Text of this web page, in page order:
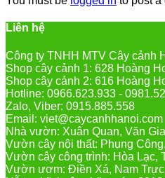
Liên hệ
Công ty TNHH MTV Cây cảnh
Shop cây cảnh 1: 628 Hoàng
Shop cây cảnh 2: 616 Hoàng
Hotline: 0966.623.933 -
Zalo, Viber: 0915.885.558
Email: viet@caycanhhanoi.com
Nhà vườn: Xuân Quan, Văn
Vườn cây nội thất: Phụng
Vườn cây công trình: Hòa Lạc,
Vườn ươm: Điền Xá, Nam